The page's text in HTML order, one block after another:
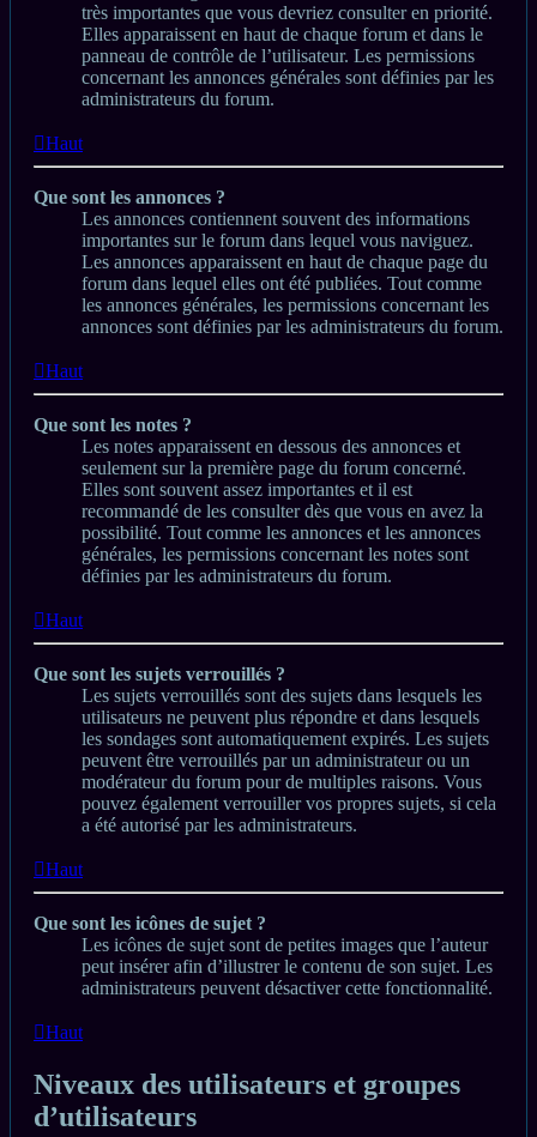
très importantes que vous devriez consulter en priorité.
Elles apparaissent en haut de chaque forum et dans le
panneau de contrôle de l’utilisateur. Les permissions
concernant les annonces générales sont définies par les
administrateurs du forum.
Haut
Que sont les annonces ?
Les annonces contiennent souvent des informations
importantes sur le forum dans lequel vous naviguez.
Les annonces apparaissent en haut de chaque page du
forum dans lequel elles ont été publiées. Tout comme
les annonces générales, les permissions concernant les
annonces sont définies par les administrateurs du forum.
Haut
Que sont les notes ?
Les notes apparaissent en dessous des annonces et
seulement sur la première page du forum concerné.
Elles sont souvent assez importantes et il est
recommandé de les consulter dès que vous en avez la
possibilité. Tout comme les annonces et les annonces
générales, les permissions concernant les notes sont
définies par les administrateurs du forum.
Haut
Que sont les sujets verrouillés ?
Les sujets verrouillés sont des sujets dans lesquels les
utilisateurs ne peuvent plus répondre et dans lesquels
les sondages sont automatiquement expirés. Les sujets
peuvent être verrouillés par un administrateur ou un
modérateur du forum pour de multiples raisons. Vous
pouvez également verrouiller vos propres sujets, si cela
a été autorisé par les administrateurs.
Haut
Que sont les icônes de sujet ?
Les icônes de sujet sont de petites images que l’auteur
peut insérer afin d’illustrer le contenu de son sujet. Les
administrateurs peuvent désactiver cette fonctionnalité.
Haut
Niveaux des utilisateurs et groupes
d’utilisateurs